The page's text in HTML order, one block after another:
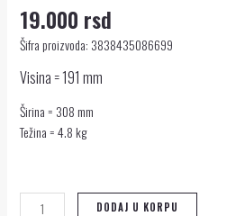
19.000 rsd
Šifra proizvoda: 3838435086699
Visina = 191 mm
Širina = 308 mm
Težina = 4.8 kg
DODAJ U KORPU